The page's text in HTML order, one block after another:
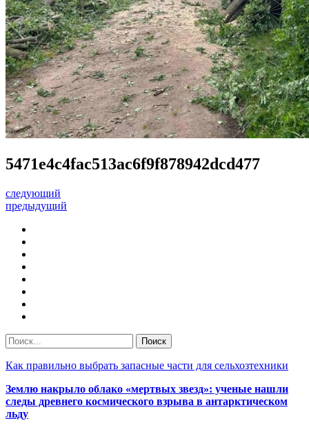
5471e4c4fac513ac6f9f878942dcd477
следующий
предыдущий
Как правильно выбрать запасные части для сельхозтехники
Землю накрыло облако «мертвых звезд»: ученые нашли
следы древнего космического взрыва в антарктическом
льду